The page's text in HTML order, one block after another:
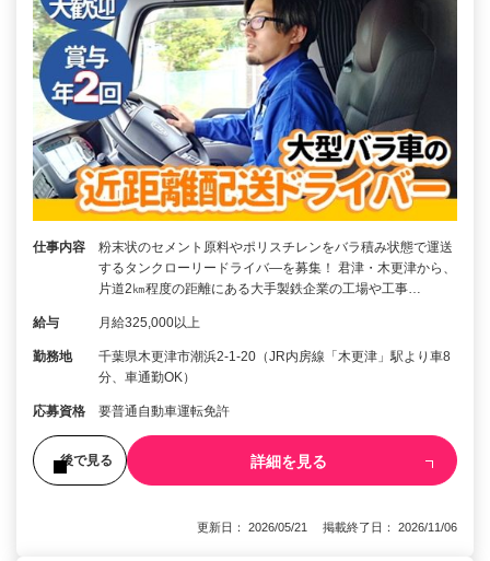
仕事内容
粉末状のセメント原料やポリスチレンをバラ積み状態で運送
するタンクローリードライバ―を募集！ 君津・木更津から、
片道2㎞程度の距離にある大手製鉄企業の工場や工事…
給与 月給325,000以上
勤務地
千葉県木更津市潮浜2-1-20（JR内房線「木更津」駅より車8
分、車通勤OK）
応募資格 要普通自動車運転免許
後で見る 詳細を見る
更新日： 2026/05/21 掲載終了日： 2026/11/06